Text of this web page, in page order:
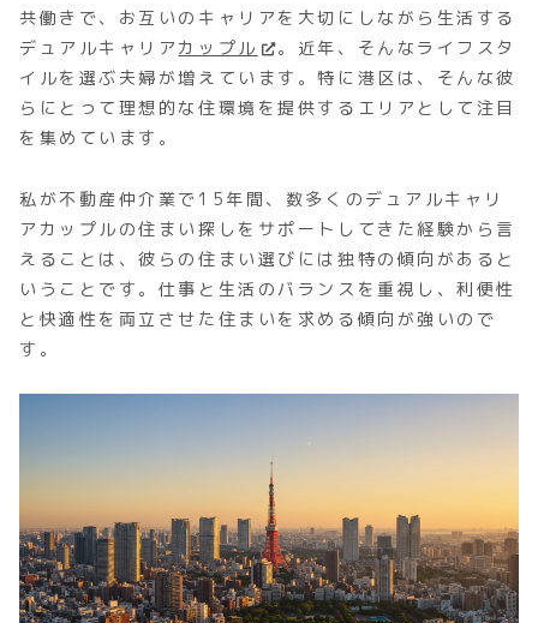
共働きで、お互いのキャリアを大切にしながら生活する
デュアルキャリア カップル
。近年、そんなライフスタ
イルを選ぶ夫婦が増えています。特に港区は、そんな彼
らにとって理想的な住環境を提供するエリアとして注目
を集めています。
私が不動産仲介業で15年間、数多くのデュアルキャリ
アカップルの住まい探しをサポートしてきた経験から言
えることは、彼らの住まい選びには独特の傾向があると
いうことです。仕事と生活のバランスを重視し、利便性
と快適性を両立させた住まいを求める傾向が強いので
す。